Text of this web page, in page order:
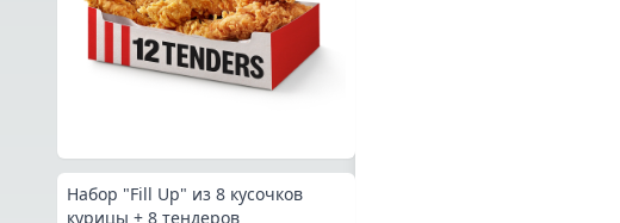
Набор "Fill Up" из 8 кусочков
курицы + 8 тендеров